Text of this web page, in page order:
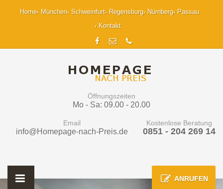
Home München Schweinfurt Regensburg Nürnberg
Passau
Kontakt
Öffnungszeiten
Mo - Sa: 09.00 - 20.00
Email
info@Homepage-nach-Preis.de
Kostenlose Beratung
0851 - 204 269 14
ANRUFEN